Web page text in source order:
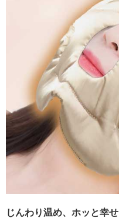
じんわり温め、ホッと幸せ